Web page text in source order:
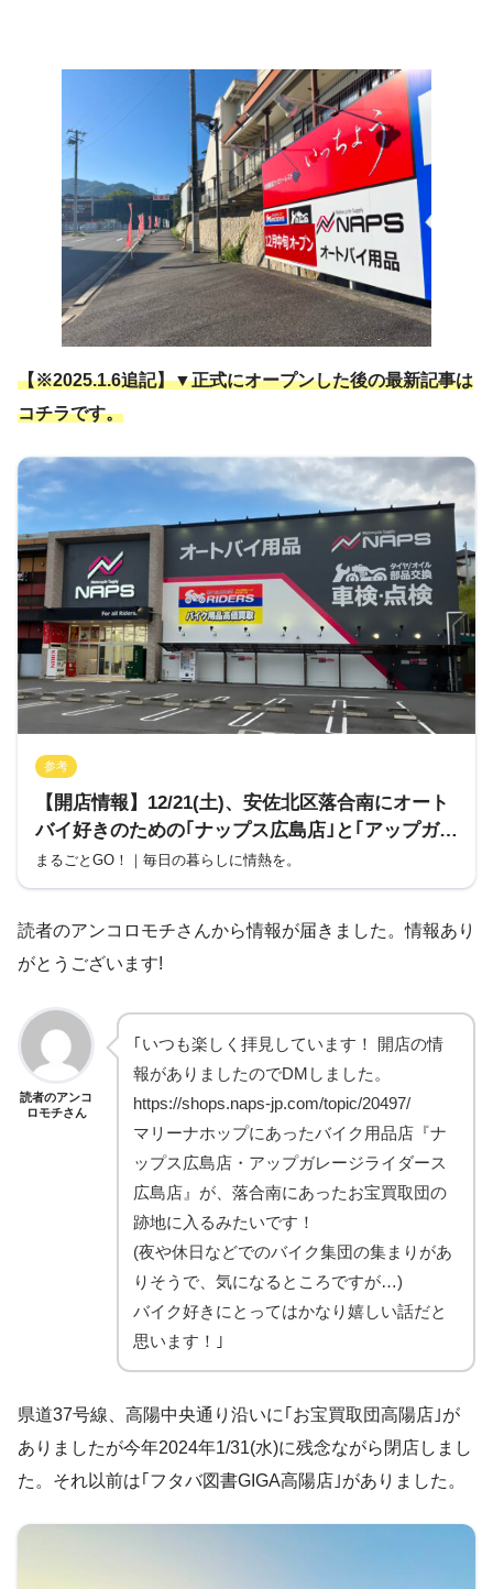
【※2025.1.6追記】▼正式にオープンした後の最新記事は
コチラです。
参考
【開店情報】12/21(土)、安佐北区落合南にオート
バイ好きのための｢ナップス広島店｣と｢アップガレ
ージライダースナップス広島店｣が同時に移転オー
プン。中国・四国地域最大級の広さみたい!
まるごとGO！｜毎日の暮らしに情熱を。
読者のアンコロモチさんから情報が届きました。情報あり
がとうございます!
読者のアンコ
ロモチさん
｢いつも楽しく拝見しています！ 開店の情
報がありましたのでDMしました。
https://shops.naps-jp.com/topic/20497/
マリーナホップにあったバイク用品店『ナ
ップス広島店・アップガレージライダース
広島店』が、落合南にあったお宝買取団の
跡地に入るみたいです！
(夜や休日などでのバイク集団の集まりがあ
りそうで、気になるところですが…)
バイク好きにとってはかなり嬉しい話だと
思います！｣
県道37号線、高陽中央通り沿いに｢お宝買取団高陽店｣が
ありましたが今年2024年1/31(水)に残念ながら閉店しまし
た。それ以前は｢フタバ図書GIGA高陽店｣がありました。